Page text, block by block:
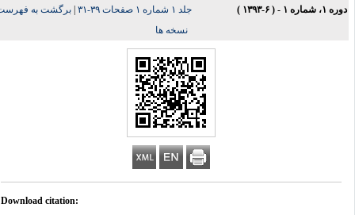
۱، شماره ۱ - ( ۶-۱۳۹۳ ) جلد ۱ شماره ۱ صفحات ۳۹-۳۱ |برگشت به فهرست
نسخه ها
Download citation: